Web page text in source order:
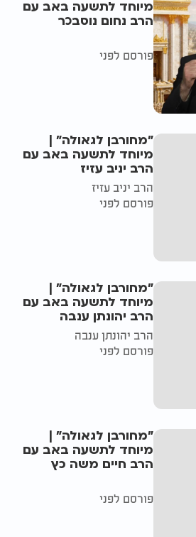
מיוחד לתשעה באב עם
הרב נחום נוסבכר
פורסם לפני
"מחורבן לגאולה" |
מיוחד לתשעה באב עם
הרב יניב עזיז
הרב יניב עזיז
פורסם לפני
"מחורבן לגאולה" |
מיוחד לתשעה באב עם
הרב יהונתן ענבה
הרב יהונתן ענבה
פורסם לפני
"מחורבן לגאולה" |
מיוחד לתשעה באב עם
הרב חיים משה כץ
פורסם לפני